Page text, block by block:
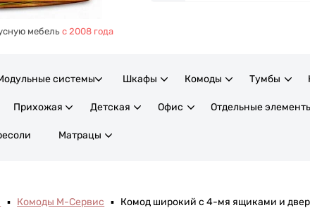
мебельс 2008 года
системы Шкафы Комоды Тумбы
Прихожая Детская Офис Отдельные
Матрацы
▪ Комоды М-Сервис ▪ Комод широкий с 4-мя ящиками и